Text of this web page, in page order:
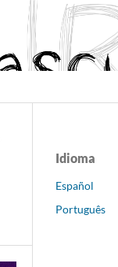
Idioma
Español
Português